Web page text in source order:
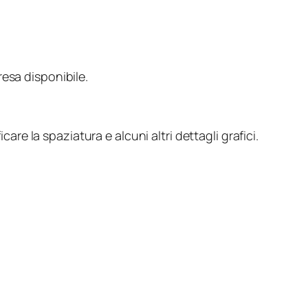
disponibile.
la spaziatura e alcuni altri dettagli grafici.